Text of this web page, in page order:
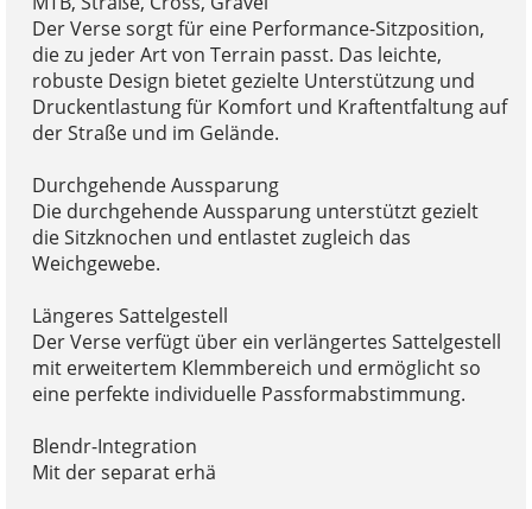
Der Verse sorgt für eine Performance-Sitzposition,
die zu jeder Art von Terrain passt. Das leichte,
robuste Design bietet gezielte Unterstützung und
Druckentlastung für Komfort und Kraftentfaltung auf
der Straße und im Gelände.
Durchgehende Aussparung
Die durchgehende Aussparung unterstützt gezielt
die Sitzknochen und entlastet zugleich das
Weichgewebe.
Längeres Sattelgestell
Der Verse verfügt über ein verlängertes Sattelgestell
mit erweitertem Klemmbereich und ermöglicht so
eine perfekte individuelle Passformabstimmung.
Blendr-Integration
Mit der separat erhä